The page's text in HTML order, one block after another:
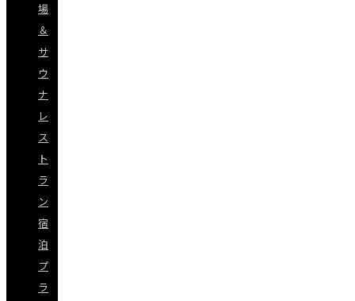
場
＆
サ
ウ
ナ
レ
ス
ト
ラ
ン
宿
泊
プ
ラ